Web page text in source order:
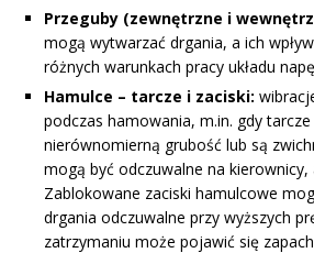
Przeguby (zewnętrzne i
mogą wytwarzać drgania, a ich
różnych warunkach pracy układu
Hamulce – tarcze i zaciski:
podczas hamowania, m.in. gdy
nierównomierną grubość lub są
mogą być odczuwalne na kierownicy,
Zablokowane zaciski hamulcowe
drgania odczuwalne przy wyższych
zatrzymaniu może pojawić się